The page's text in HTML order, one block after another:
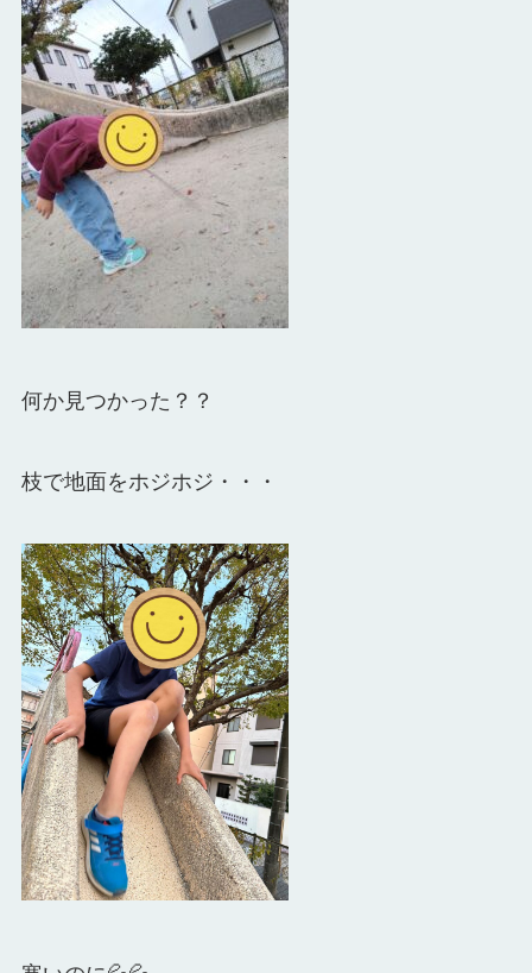
何か見つかった？？
枝で地面をホジホジ・・・